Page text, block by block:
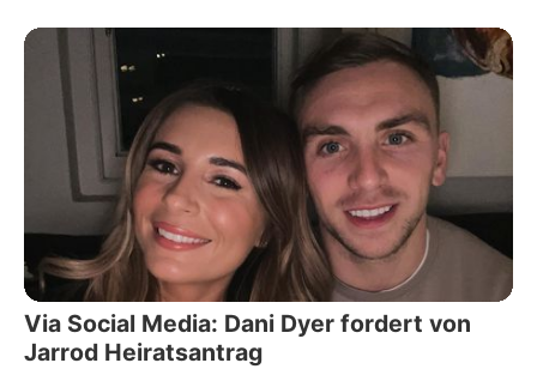
Via Social Media: Dani Dyer fordert von
Jarrod Heiratsantrag